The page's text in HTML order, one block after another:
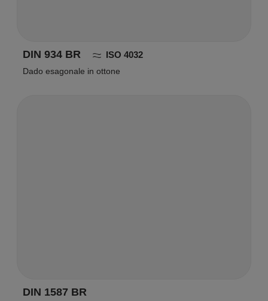
DIN 934 BR ISO 4032
Dado esagonale in ottone
DIN 1587 BR